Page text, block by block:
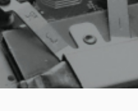
売
成装置